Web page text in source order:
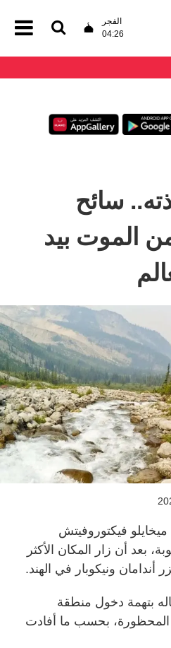
الفجر
04:26
سائح
الموت بيد
فيكتوروفيتش
بعد أن زار المكان الأكثر
ونيكوبار في الهند.
بتهمة دخول منطقة
المحظورة، بحسب ما أفادت